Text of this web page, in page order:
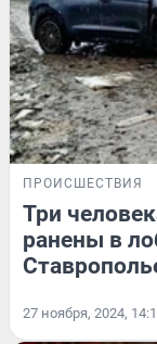
ПРОИСШЕСТВИЯ
Три
ранены в
27 ноября, 2024,